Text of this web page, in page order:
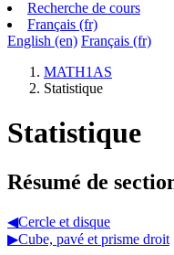
Recherche de cours
Français ‎(fr)‎
English ‎(en)‎ Français ‎(fr)‎
MATH1AS
Statistique
Statistique
Résumé de
◀︎Cercle et disque
▶︎Cube, pavé et prisme droit